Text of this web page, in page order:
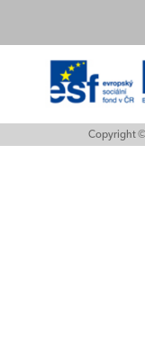
Copyright ©